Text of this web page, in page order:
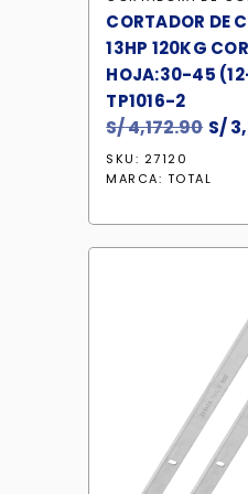
CORTADOR DE
13HP 120KG
HOJA:30-45
TP1016-2
S/4,172.90 El
S/
S/
SKU: 27120
MARCA: TOTAL